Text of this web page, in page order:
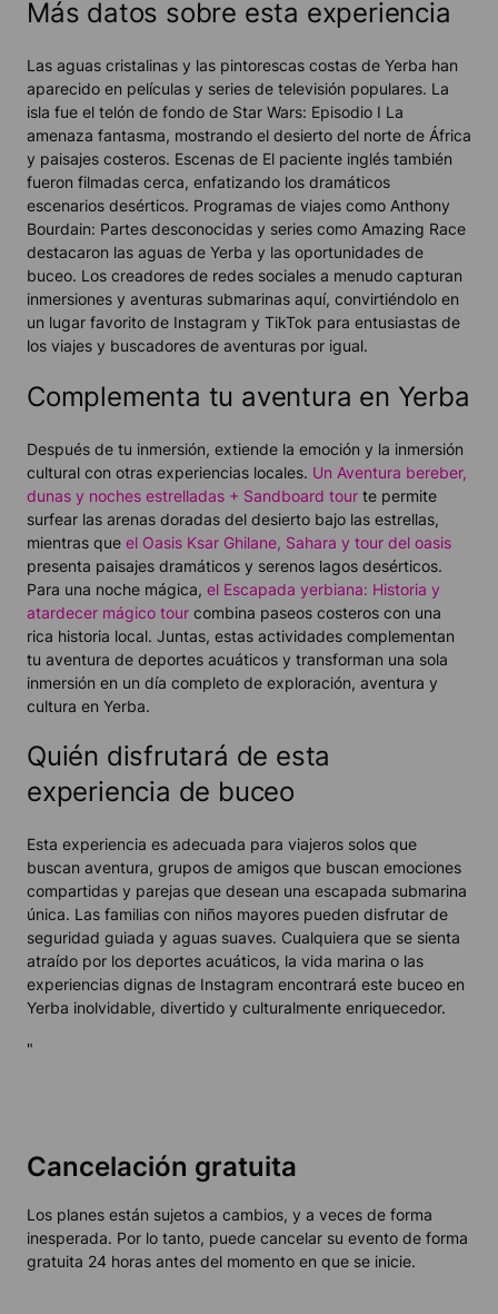
Más datos sobre esta experiencia
Las aguas cristalinas y las pintorescas costas de Yerba han
aparecido en películas y series de televisión populares. La
isla fue el telón de fondo de Star Wars: Episodio I La
amenaza fantasma, mostrando el desierto del norte de África
y paisajes costeros. Escenas de El paciente inglés también
fueron filmadas cerca, enfatizando los dramáticos
escenarios desérticos. Programas de viajes como Anthony
Bourdain: Partes desconocidas y series como Amazing Race
destacaron las aguas de Yerba y las oportunidades de
buceo. Los creadores de redes sociales a menudo capturan
inmersiones y aventuras submarinas aquí, convirtiéndolo en
un lugar favorito de Instagram y TikTok para entusiastas de
los viajes y buscadores de aventuras por igual.
Complementa tu aventura en Yerba
Después de tu inmersión, extiende la emoción y la inmersión
cultural con otras experiencias locales. Un Aventura bereber,
dunas y noches estrelladas + Sandboard tour te permite
surfear las arenas doradas del desierto bajo las estrellas,
mientras que el Oasis Ksar Ghilane, Sahara y tour del oasis
presenta paisajes dramáticos y serenos lagos desérticos.
Para una noche mágica, el Escapada yerbiana: Historia y
atardecer mágico tour combina paseos costeros con una
rica historia local. Juntas, estas actividades complementan
tu aventura de deportes acuáticos y transforman una sola
inmersión en un día completo de exploración, aventura y
cultura en Yerba.
Quién disfrutará de esta
experiencia de buceo
Esta experiencia es adecuada para viajeros solos que
buscan aventura, grupos de amigos que buscan emociones
compartidas y parejas que desean una escapada submarina
única. Las familias con niños mayores pueden disfrutar de
seguridad guiada y aguas suaves. Cualquiera que se sienta
atraído por los deportes acuáticos, la vida marina o las
experiencias dignas de Instagram encontrará este buceo en
Yerba inolvidable, divertido y culturalmente enriquecedor.
"
Cancelación gratuita
Los planes están sujetos a cambios, y a veces de forma
inesperada. Por lo tanto, puede cancelar su evento de forma
gratuita 24 horas antes del momento en que se inicie.